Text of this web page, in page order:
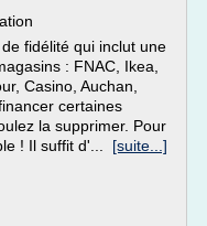
fidélité qui inclut une
: FNAC, Ikea,
Casino, Auchan,
certaines
la supprimer. Pour
! Il suffit d'... [suite...]